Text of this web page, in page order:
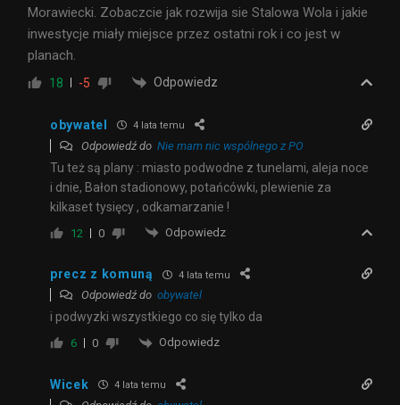
Morawiecki. Zobaczcie jak rozwija sie Stalowa Wola i jakie
inwestycje miały miejsce przez ostatni rok i co jest w
planach.
18 -5 Odpowiedz
obywatel 4 lata temu
Odpowiedź do Nie mam nic wspólnego z PO
Tu też są plany : miasto podwodne z tunelami, aleja noce
i dnie, Bałon stadionowy, potańcówki, plewienie za
kilkaset tysięcy , odkamarzanie !
12 0 Odpowiedz
precz z komuną 4 lata temu
Odpowiedź do obywatel
i podwyzki wszystkiego co się tylko da
6 0 Odpowiedz
Wicek 4 lata temu